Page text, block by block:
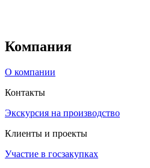
Компания
О компании
Контакты
Экскурсия на производство
Клиенты и проекты
Участие в госзакупках